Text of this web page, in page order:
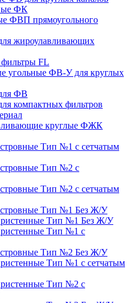
ФК
ФВП прямоугольного
жироулавливающих
фильтры FL
угольные ФВ-У для круглых
ФВ
компактных фильтров
круглые ФЖК
Тип №1 с сетчатым
Тип №2 с
Тип №2 с сетчатым
Тип №1 Без Ж/У
Тип №1 Без Ж/У
Тип №1 с
Тип №2 Без Ж/У
Тип №1 с сетчатым
Тип №2 с